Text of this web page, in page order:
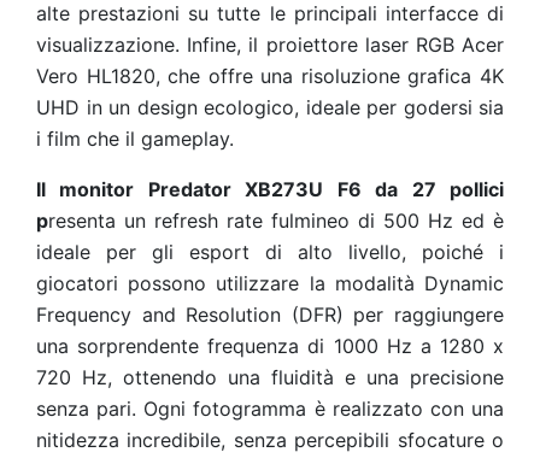
alte prestazioni su tutte le principali interfacce di
visualizzazione. Infine, il proiettore laser RGB Acer
Vero HL1820, che offre una risoluzione grafica 4K
UHD in un design ecologico, ideale per godersi sia
i film che il gameplay.
Il monitor Predator XB273U F6 da 27 pollici
presenta un refresh rate fulmineo di 500 Hz ed è
ideale per gli esport di alto livello, poiché i
giocatori possono utilizzare la modalità Dynamic
Frequency and Resolution (DFR) per raggiungere
una sorprendente frequenza di 1000 Hz a 1280 x
720 Hz, ottenendo una fluidità e una precisione
senza pari. Ogni fotogramma è realizzato con una
nitidezza incredibile, senza percepibili sfocature o